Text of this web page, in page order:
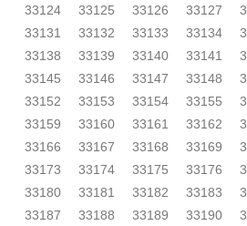
33124
33125 33126 33127
33131
33132 33133 33134
33138
33139 33140 33141
33145
33146 33147 33148
33152
33153 33154 33155
33159
33160 33161 33162
33166
33167 33168 33169
33173
33174 33175 33176
33180
33181 33182 33183
33187
33188 33189 33190